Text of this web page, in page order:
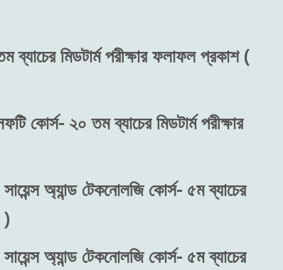
মিডটার্ম পরীক্ষার ফলাফল প্রকাশ (
কোর্স- ২০ তম ব্যাচের মিডটার্ম পরীক্ষার
অ্যান্ড টেকনোলজি কোর্স- ৫ম ব্যাচের
অ্যান্ড টেকনোলজি কোর্স- ৫ম ব্যাচের